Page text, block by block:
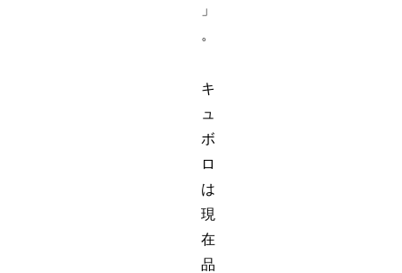
」
。
キ
ュ
ボ
ロ
は
現
在
品